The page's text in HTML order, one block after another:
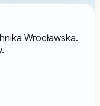
Wrocławska.